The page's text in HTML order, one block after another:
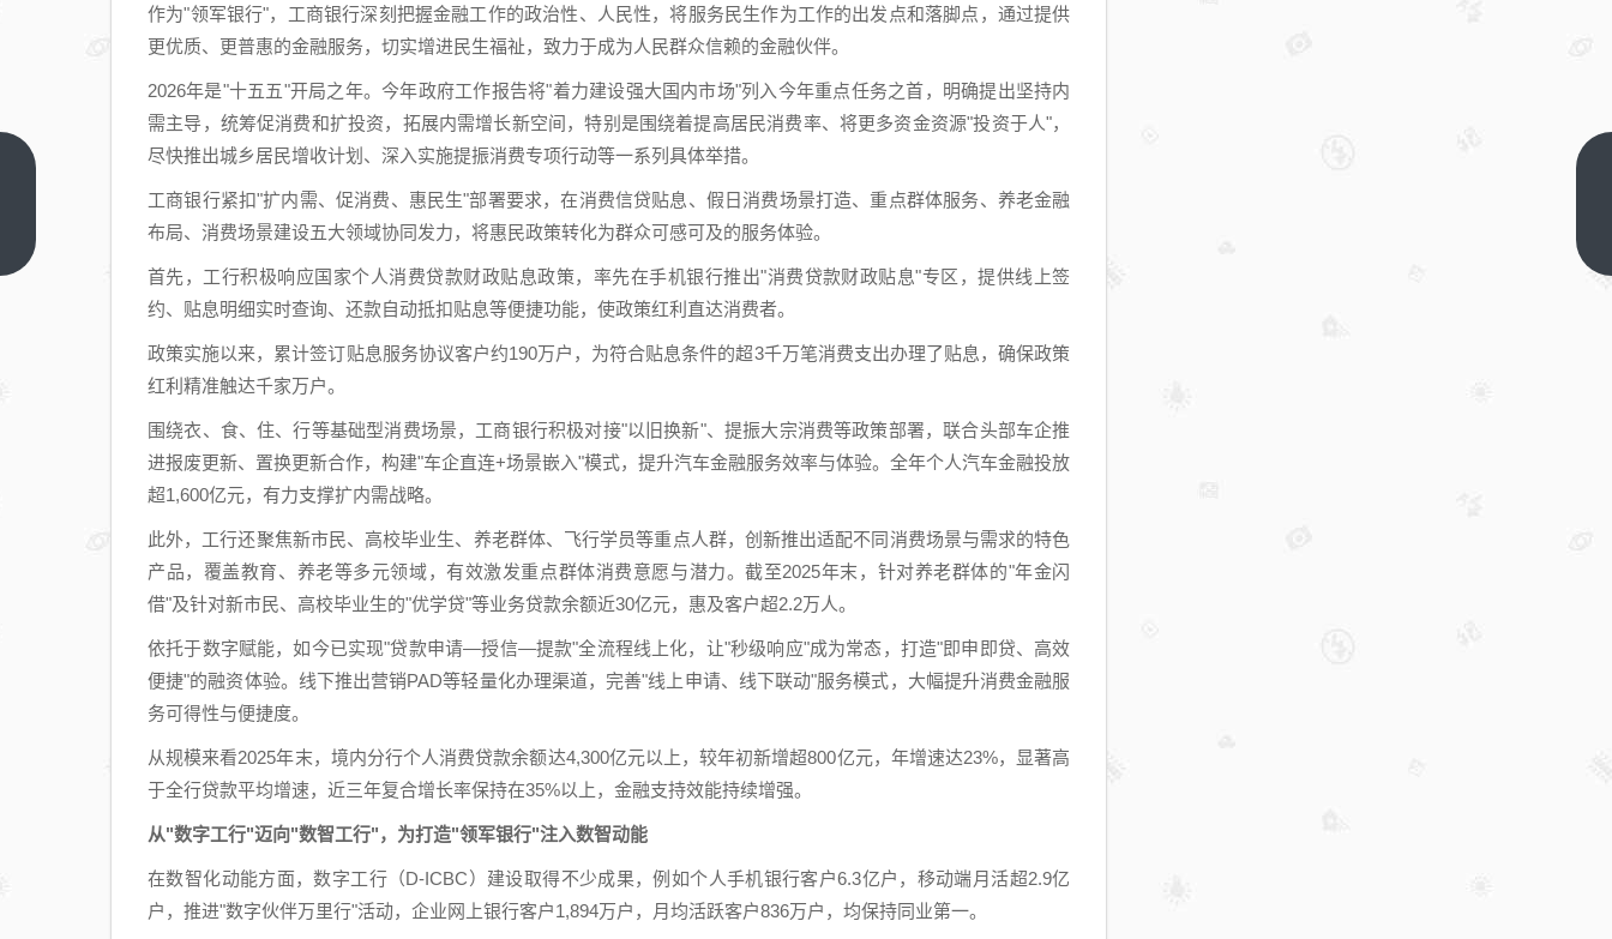
作为"领军银行"，工商银行深刻把握金融工作的政治性、人民性，将服务民生作为工作的出发点和落脚点，通过提供
更优质、更普惠的金融服务，切实增进民生福祉，致力于成为人民群众信赖的金融伙伴。
2026年是"十五五"开局之年。今年政府工作报告将"着力建设强大国内市场"列入今年重点任务之首，明确提出坚持内
需主导，统筹促消费和扩投资，拓展内需增长新空间，特别是围绕着提高居民消费率、将更多资金资源"投资于人"，
尽快推出城乡居民增收计划、深入实施提振消费专项行动等一系列具体举措。
工商银行紧扣"扩内需、促消费、惠民生"部署要求，在消费信贷贴息、假日消费场景打造、重点群体服务、养老金融
布局、消费场景建设五大领域协同发力，将惠民政策转化为群众可感可及的服务体验。
首先，工行积极响应国家个人消费贷款财政贴息政策，率先在手机银行推出"消费贷款财政贴息"专区，提供线上签
约、贴息明细实时查询、还款自动抵扣贴息等便捷功能，使政策红利直达消费者。
政策实施以来，累计签订贴息服务协议客户约190万户，为符合贴息条件的超3千万笔消费支出办理了贴息，确保政策
红利精准触达千家万户。
围绕衣、食、住、行等基础型消费场景，工商银行积极对接"以旧换新"、提振大宗消费等政策部署，联合头部车企推
进报废更新、置换更新合作，构建"车企直连+场景嵌入"模式，提升汽车金融服务效率与体验。全年个人汽车金融投放
超1,600亿元，有力支撑扩内需战略。
此外，工行还聚焦新市民、高校毕业生、养老群体、飞行学员等重点人群，创新推出适配不同消费场景与需求的特色
产品，覆盖教育、养老等多元领域，有效激发重点群体消费意愿与潜力。截至2025年末，针对养老群体的"年金闪
借"及针对新市民、高校毕业生的"优学贷"等业务贷款余额近30亿元，惠及客户超2.2万人。
依托于数字赋能，如今已实现"贷款申请—授信—提款"全流程线上化，让"秒级响应"成为常态，打造"即申即贷、高效
便捷"的融资体验。线下推出营销PAD等轻量化办理渠道，完善"线上申请、线下联动"服务模式，大幅提升消费金融服
务可得性与便捷度。
从规模来看2025年末，境内分行个人消费贷款余额达4,300亿元以上，较年初新增超800亿元，年增速达23%，显著高
于全行贷款平均增速，近三年复合增长率保持在35%以上，金融支持效能持续增强。
从"数字工行"迈向"数智工行"，为打造"领军银行"注入数智动能
在数智化动能方面，数字工行（D-ICBC）建设取得不少成果，例如个人手机银行客户6.3亿户，移动端月活超2.9亿
户，推进"数字伙伴万里行"活动，企业网上银行客户1,894万户，月均活跃客户836万户，均保持同业第一。
（6998.HK）
首亮成绩单：
销售收入25
亿，研发管线
上一篇